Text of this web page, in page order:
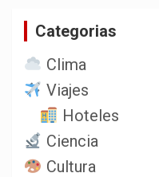
Categorias
Clima
Viajes
Hoteles
Ciencia
Cultura